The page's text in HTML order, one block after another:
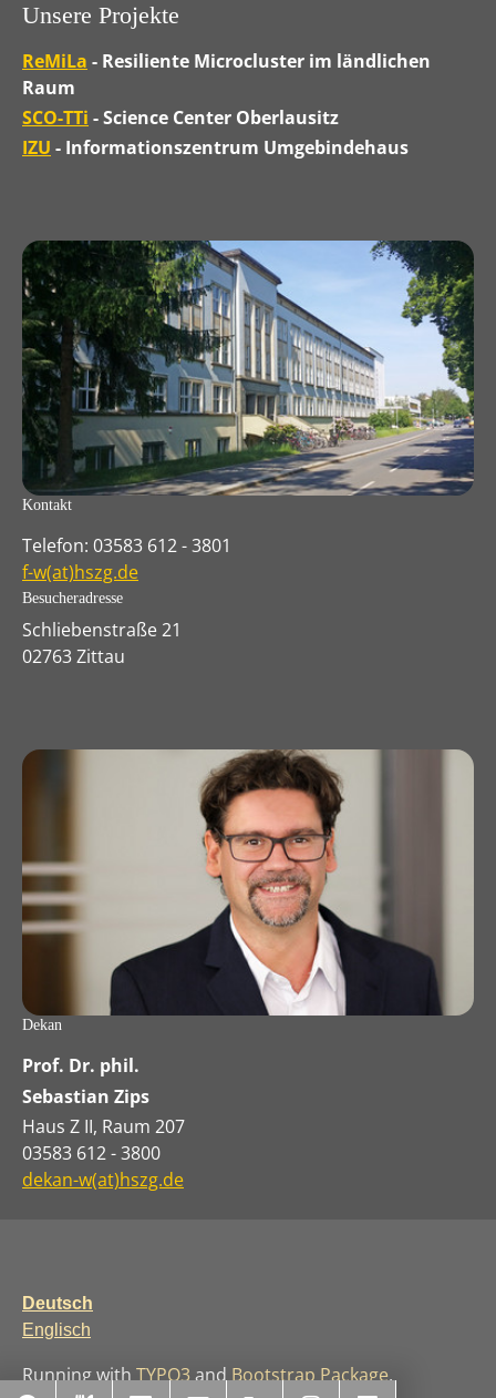
Unsere Projekte
ReMiLa - Resiliente Microcluster im ländlichen
Raum
SCO-TTi - Science Center Oberlausitz
IZU - Informationszentrum Umgebindehaus
Kontakt
Telefon: 03583 612 - 3801
f-w(at)hszg.de
Besucheradresse
Schliebenstraße 21
02763 Zittau
Dekan
Prof. Dr. phil.
Sebastian Zips
Haus Z II, Raum 207
03583 612 - 3800
dekan-w(at)hszg.de
Deutsch
Englisch
Running withTYPO3andBootstrap Package.